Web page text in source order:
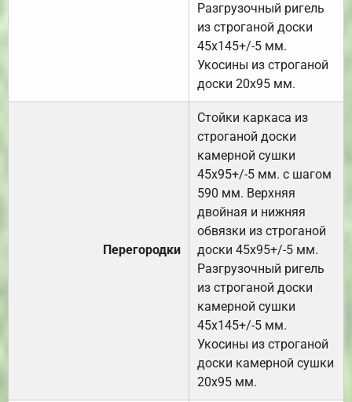
Разгрузочный ригель
из строганой доски
45х145+/-5 мм.
Укосины из строганой
доски 20х95 мм.
Перегородки
Стойки каркаса из
строганой доски
камерной сушки
45х95+/-5 мм. с шагом
590 мм. Верхняя
двойная и нижняя
обвязки из строганой
доски 45х95+/-5 мм.
Разгрузочный ригель
из строганой доски
камерной сушки
45х145+/-5 мм.
Укосины из строганой
доски камерной сушки
20х95 мм.